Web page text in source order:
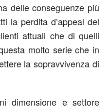
delle conseguenze più
la perdita d’appeal del
attuali che di quelli
molto serie che in
la sopravvivenza di
dimensione e settore